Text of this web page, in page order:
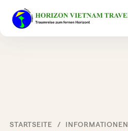
STARTSEITE
INFORMATIONEN